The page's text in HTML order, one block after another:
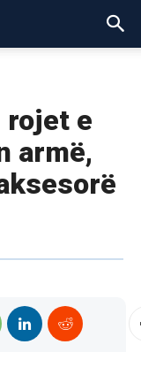
rojet e
armë,